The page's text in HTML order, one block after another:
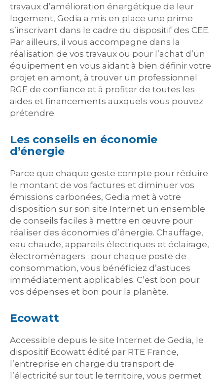
travaux d’amélioration énergétique de leur
logement, Gedia a mis en place une prime
s’inscrivant dans le cadre du dispositif des CEE.
Par ailleurs, il vous accompagne dans la
réalisation de vos travaux ou pour l’achat d’un
équipement en vous aidant à bien définir votre
projet en amont, à trouver un professionnel
RGE de confiance et à profiter de toutes les
aides et financements auxquels vous pouvez
prétendre.
Les conseils en économie
d’énergie
Parce que chaque geste compte pour réduire
le montant de vos factures et diminuer vos
émissions carbonées, Gedia met à votre
disposition sur son site Internet un ensemble
de conseils faciles à mettre en œuvre pour
réaliser des économies d’énergie. Chauffage,
eau chaude, appareils électriques et éclairage,
électroménagers : pour chaque poste de
consommation, vous bénéficiez d’astuces
immédiatement applicables. C’est bon pour
vos dépenses et bon pour la planète.
Ecowatt
Accessible depuis le site Internet de Gedia, le
dispositif Ecowatt édité par RTE France,
l’entreprise en charge du transport de
l’électricité sur tout le territoire, vous permet